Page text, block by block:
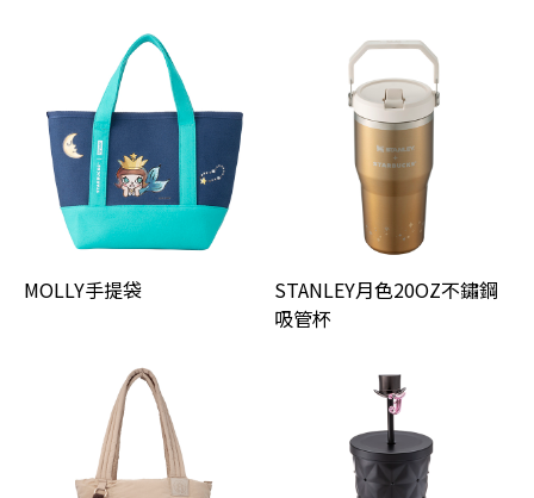
MOLLY手提袋
STANLEY月色20OZ不鏽鋼
吸管杯